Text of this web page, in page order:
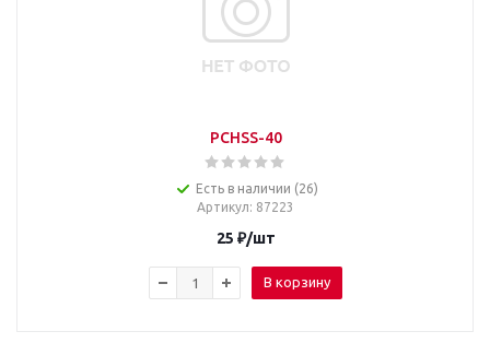
PCHSS-40
Есть в наличии (26)
Артикул: 87223
25 ₽/шт
В корзину